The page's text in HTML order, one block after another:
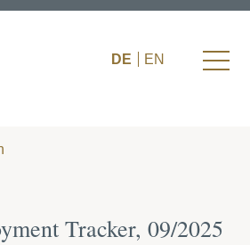
DE EN
Tracker, 09/2025